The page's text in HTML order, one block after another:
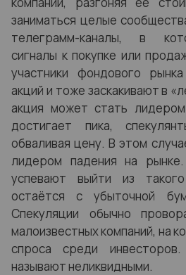
заниматься целые
телеграмм-каналы, в
сигналы к покупке или
участники фондового
акций и тоже заскакивают в
акция может стать
достигает пика,
обваливая цену. В этом
лидером падения на
успевают выйти из
остаётся с убыточной
Спекуляции обычно
малоизвестных компаний, на
спроса среди
называют неликвидными.